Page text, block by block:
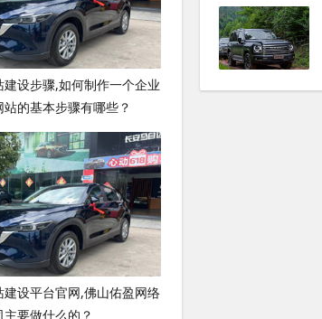
设步骤,如何制作一个企业
的基本步骤有哪些？
建设平台官网,佛山佑盈网络
要做什么的？